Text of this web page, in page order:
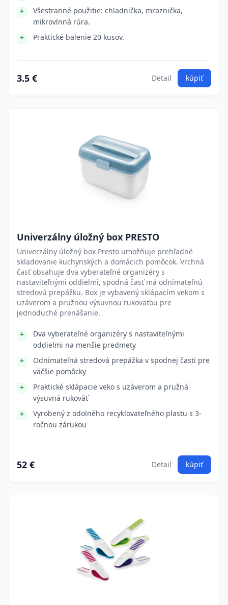
Všestranné použitie: chladnička, mraznička,
mikrovlnná rúra.
Praktické balenie 20 kusov.
3.5 € Detail kúpiť
Univerzálny úložný box PRESTO
Univerzálny úložný box Presto umožňuje prehľadné
skladovanie kuchynských a domácich pomôcok. Vrchná
časť obsahuje dva vyberateľné organizéry s
nastaviteľnými oddielmi, spodná časť má odnímateľnú
stredovú prepážku. Box je vybavený sklápacím vekom s
uzáverom a pružnou výsuvnou rukoväťou pre
jednoduché prenášanie.
Dva vyberateľné organizéry s nastaviteľnými
oddielmi na menšie predmety
Odnímateľná stredová prepážka v spodnej časti pre
väčšie pomôcky
Praktické sklápacie veko s uzáverom a pružná
výsuvná rukoväť
Vyrobený z odolného recyklovateľného plastu s 3-
ročnou zárukou
52 € Detail kúpiť